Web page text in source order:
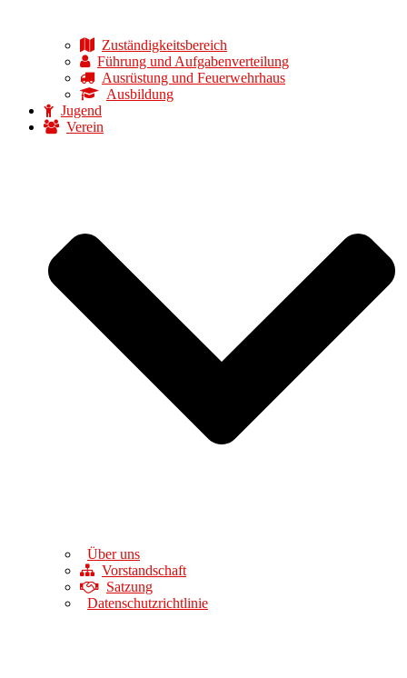
Zuständigkeitsbereich
Führung und Aufgabenverteilung
Ausrüstung und Feuerwehrhaus
Ausbildung
Jugend
Verein
Über uns
Vorstandschaft
Satzung
Datenschutzrichtlinie